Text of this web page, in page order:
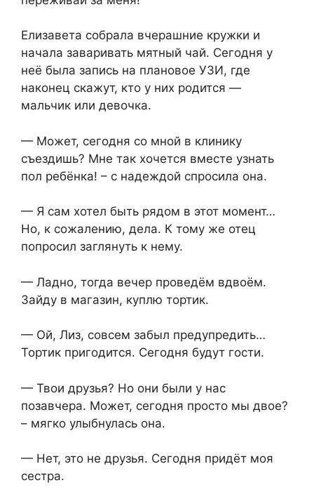
Елизавета собрала вчерашние кружки и
начала заваривать мятный чай. Сегодня у
неё была запись на плановое УЗИ, где
наконец скажут, кто у них родится —
мальчик или девочка.
— Может, сегодня со мной в клинику
съездишь? Мне так хочется вместе узнать
пол ребёнка! – с надеждой спросила она.
— Я сам хотел быть рядом в этот момент…
Но, к сожалению, дела. К тому же отец
попросил заглянуть к нему.
— Ладно, тогда вечер проведём вдвоём.
Зайду в магазин, куплю тортик.
— Ой, Лиз, совсем забыл предупредить…
Тортик пригодится. Сегодня будут гости.
— Твои друзья? Но они были у нас
позавчера. Может, сегодня просто мы двое?
– мягко улыбнулась она.
— Нет, это не друзья. Сегодня придёт моя
сестра.